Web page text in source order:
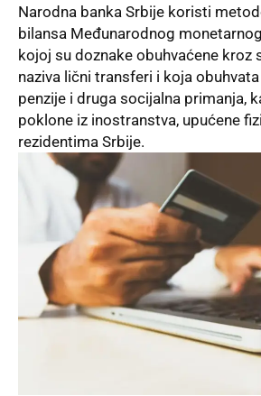
Narodna banka Srbije koristi
bilansa Međunarodnog
kojoj su doznake obuhvaćene kroz
naziva lični transferi i koja
penzije i druga socijalna primanja,
poklone iz inostranstva, upućene
rezidentima Srbije.